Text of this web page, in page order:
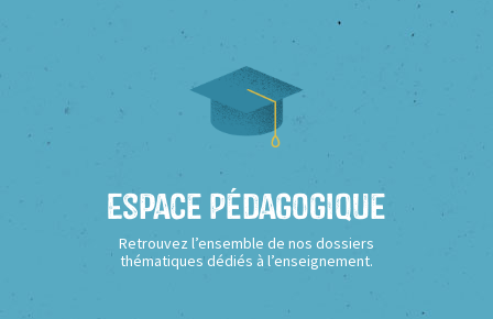
Espace Pédagogique
Retrouvez l’ensemble de nos dossiers
thématiques dédiés à l’enseignement.